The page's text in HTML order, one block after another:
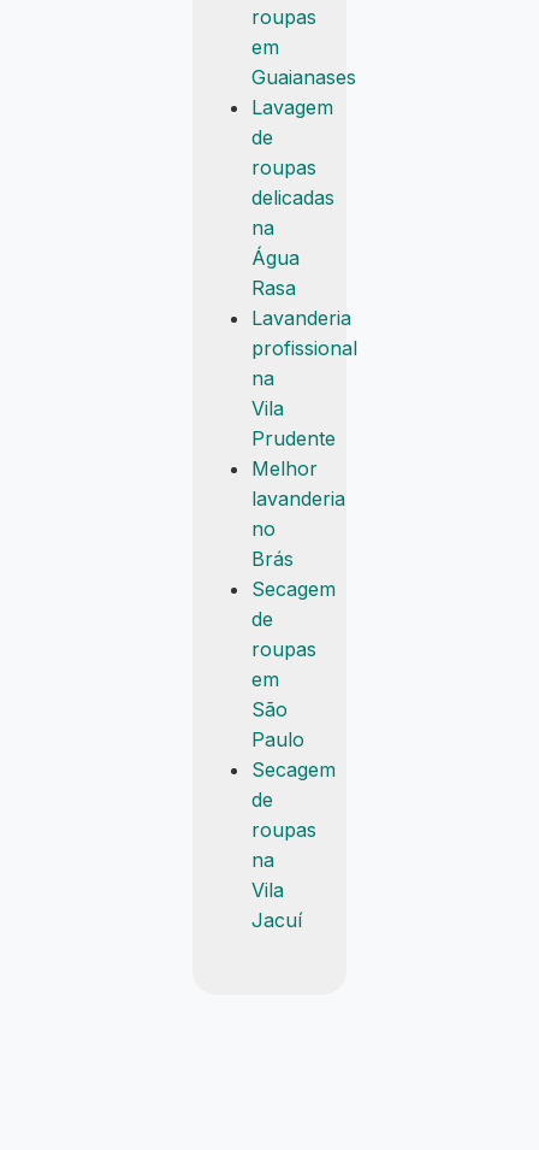
roupas
em
Guaianases
Lavagem
de
roupas
delicadas
na
Água
Rasa
Lavanderia
profissional
na
Vila
Prudente
Melhor
lavanderia
no
Brás
Secagem
de
roupas
em
São
Paulo
Secagem
de
roupas
na
Vila
Jacuí